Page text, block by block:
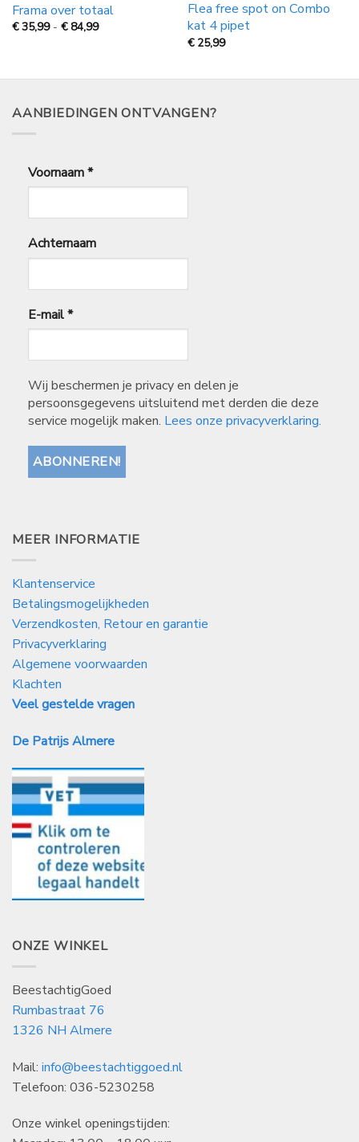
Frama over totaal
€35,99 - €84,99Prijsklasse:
84,99
Flea free spot on Combo
kat 4 pipet
€ 25,99
AANBIEDINGEN ONTVANGEN?
Voornaam*
Achternaam
E-mail*
Wij beschermen je privacy en delen je
persoonsgegevens uitsluitend met derden die deze
service mogelijk maken. Lees onze privacyverklaring.
MEER INFORMATIE
Klantenservice
Betalingsmogelijkheden
Verzendkosten, Retour en garantie
Privacyverklaring
Algemene voorwaarden
Klachten
Veel gestelde vragen
De Patrijs Almere
ONZE WINKEL
BeestachtigGoed
Rumbastraat 76
1326 NH Almere
Mail: info@beestachtiggoed.nl
Telefoon: 036-5230258
Onze winkel openingstijden: